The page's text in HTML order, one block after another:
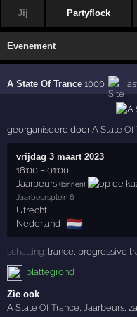
Jij Partyflock
Evenement
A State Of Trance 1000
georganiseerd doorA State Of
vrijdag 3 maart 2023
18:00 –01:00
Jaarbeurs (binnen)
Jaarbeursplein 6
Utrecht
Nederland 🇳🇱
schatting:trance progressive
plattegrond
Zie ook
A State Of Trance,Jaarbeurs,